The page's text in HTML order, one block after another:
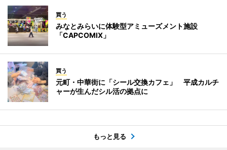
買う
みなとみらいに体験型アミューズメント施設
「CAPCOMIX」
買う
元町・中華街に「シール交換カフェ」 平成カルチ
ャーが生んだシル活の拠点に
もっと見る